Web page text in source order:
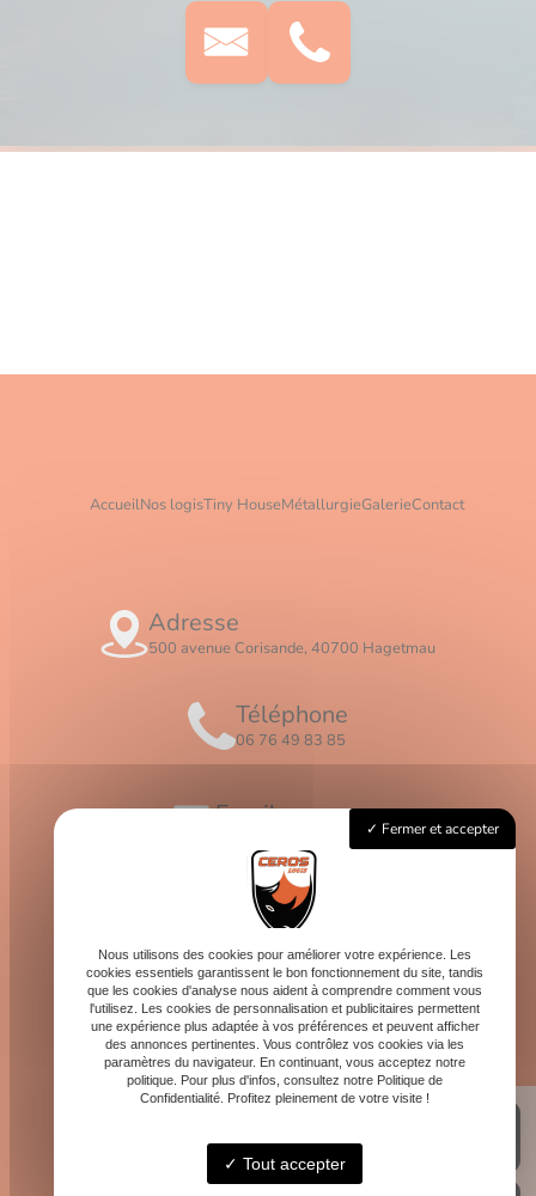
AccueilNos logisTiny HouseMétallurgieGalerieContact
Adresse
500 avenue Corisande, 40700 Hagetmau
Téléphone
06 76 49 83 85
Email
contact@logis-ceros.fr
Horaires
Lundi - Vendredi : 8h - 16h
Fermer et accepter
Nous utilisons des cookies pour améliorer votre expérience. Les
cookies essentiels garantissent le bon fonctionnement du site, tandis
que les cookies d'analyse nous aident à comprendre comment vous
l'utilisez. Les cookies de personnalisation et publicitaires permettent
une expérience plus adaptée à vos préférences et peuvent afficher
des annonces pertinentes. Vous contrôlez vos cookies via les
paramètres du navigateur. En continuant, vous acceptez notre
politique. Pour plus d'infos, consultez notre Politique de
Confidentialité. Profitez pleinement de votre visite !
Tout accepter